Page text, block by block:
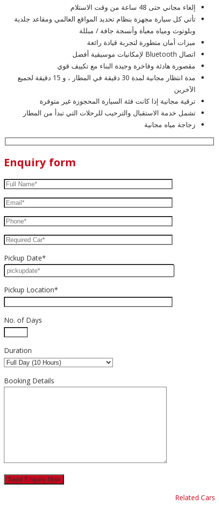
إلغاء مجاني حتى 48 ساعة من وقت الاستلام
تأتي كل سيارة مجهزة بنظام تحديد المواقع العالمي ومقاعد جلدية
وبلوتوث ومياه معبأة وأنسجة جافة / مبللة
ميزات أمان متطورة لتجربة قيادة رائعة
اتصال Bluetooth لإمكانيات موسيقية أفضل
مقصورة هادئة وفاخرة وجيدة البناء مع تكييف قوي
مدة انتظار مجانية لمدة 30 دقيقة في المطار ، و 15 دقيقة لجميع
الآخرين
ترقية مجانية إذا كانت فئة السيارة المحجوزة غير متوفرة
تشمل خدمة الاستقبال والترحيب للرحلات التي تبدأ من المطار
زجاجة مياه مجانية
Enquiry form
Pickup Date*
Pickup Location*
No. of Days
Duration
Booking Details
Related Cars